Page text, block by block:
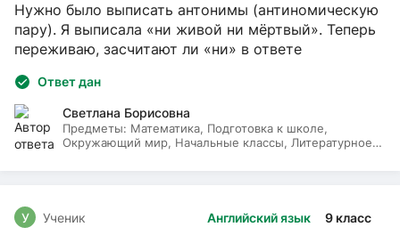
Нужно было выписать антонимы (антиномическую
пару). Я выписала «ни живой ни мёртвый». Теперь
переживаю, засчитают ли «ни» в ответе
Ответ дан
Светлана Борисовна
Предметы: Математика, Подготовка к школе,
Окружающий мир, Начальные классы, Литературное
Английский язык 9 класс
У Ученик